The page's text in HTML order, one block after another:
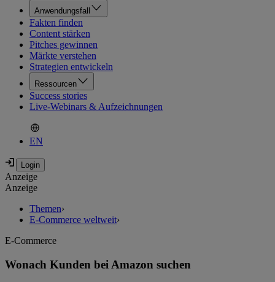
Anwendungsfall
Fakten finden
Content stärken
Pitches gewinnen
Märkte verstehen
Strategien entwickeln
Ressourcen
Success stories
Live-Webinars & Aufzeichnungen
EN
Anzeige
Anzeige
Themen›
E-Commerce weltweit›
E-Commerce
Wonach Kunden bei Amazon suchen